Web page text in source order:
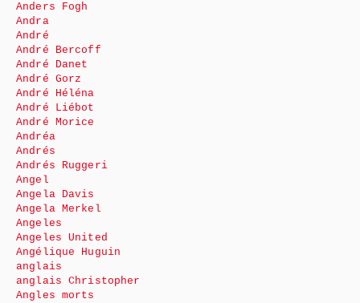
Anders Fogh
Andra
André
André Bercoff
André Danet
André Gorz
André Héléna
André Liébot
André Morice
Andréa
Andrés
Andrés Ruggeri
Angel
Angela Davis
Angela Merkel
Angeles
Angeles United
Angélique Huguin
anglais
anglais Christopher
Angles morts